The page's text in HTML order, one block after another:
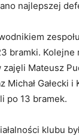
najlepszej
zespołu
bramki. Kolejne
Mateusz
Michał Gałecki i
po 13 bramek.
klubu